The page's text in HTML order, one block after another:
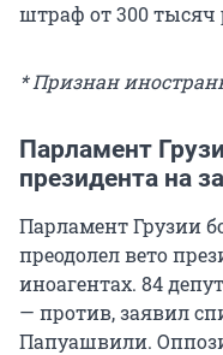
штраф от 300 тысяч
* Признан
Парламент
президента на
Парламент Грузии
преодолел вето
иноагентах. 84
— против, заявил
Папуашвили.